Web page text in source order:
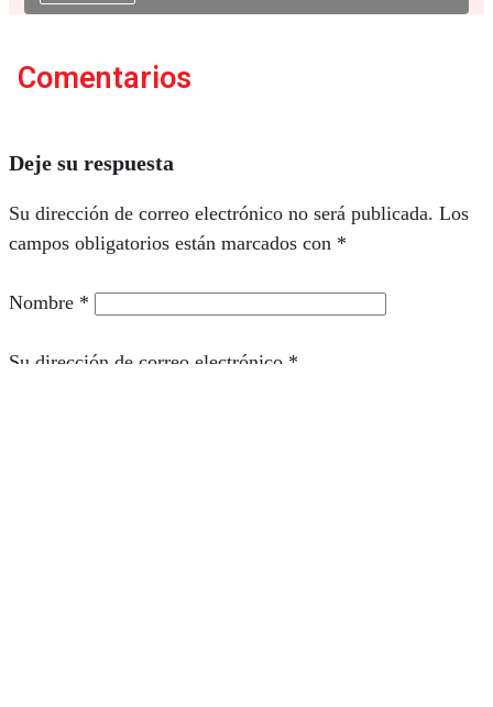
Comentarios
Deje su respuesta
Su dirección de correo electrónico no será publicada. Los
campos obligatorios están marcados con *
Nombre *
Su dirección de correo electrónico *